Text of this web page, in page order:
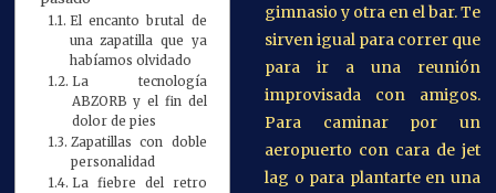
El encanto brutal de
una zapatilla que ya
habíamos olvidado
La tecnología
ABZORB y el fin del
dolor de pies
Zapatillas con doble
personalidad
La fiebre del retro
gimnasio y otra en el bar. Te
sirven igual para correr que
para ir a una reunión
improvisada con amigos.
Para caminar por un
aeropuerto con cara de jet
lag o para plantarte en una